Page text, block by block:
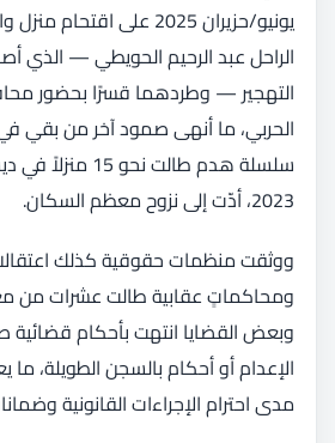
يونيو/حزيران 2025 على
الراحل عبد الرحيم الحويطي — الذي
التهجير — وطردهما قسرًا بحضور
الحربي، ما أنهى صمود آخر من بقي في
سلسلة هدم طالت
2023، أدّت إلى نزوح معظم السكان.
ووثقت منظمات حقوقية كذلك
ومحاكماتٍ عقابية طالت عشرات من
وبعض القضايا انتهت بأحكام
الإعدام أو أحكام بالسجن الطويلة،
مدى احترام الإجراءات القانونية